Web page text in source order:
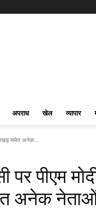
अपराध खेल व्यापार
समेत अनेक...
पीएम
अनेक